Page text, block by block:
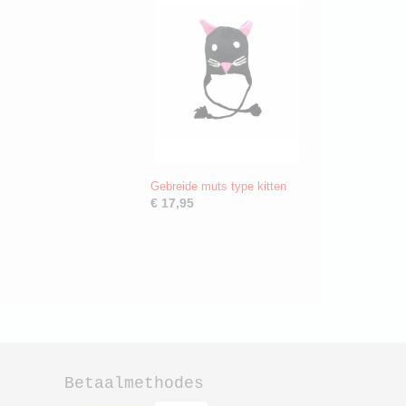
Gebreide muts type kitten
€ 17,95
Betaalmethodes